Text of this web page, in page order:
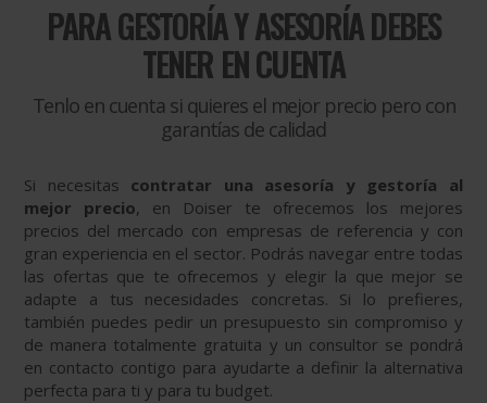
PARAGESTORÍA Y ASESORÍA DEBES
TENER EN CUENTA
Tenlo en cuenta si quieres el mejor precio pero con
garantías de calidad
Si necesitas contratar una asesoría y gestoría al
mejor precio, en Doiser te ofrecemos los mejores
precios del mercado con empresas de referencia y con
gran experiencia en el sector. Podrás navegar entre todas
las ofertas que te ofrecemos y elegir la que mejor se
adapte a tus necesidades concretas. Si lo prefieres,
también puedes pedir un presupuesto sin compromiso y
de manera totalmente gratuita y un consultor se pondrá
en contacto contigo para ayudarte a definir la alternativa
perfecta para ti y para tu budget.